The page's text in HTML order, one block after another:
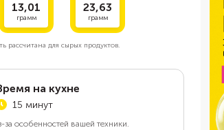
13,01
грамм
23,63
грамм
рассчитана для сырых продуктов.
на кухне
15 минут
особенностей вашей техники.